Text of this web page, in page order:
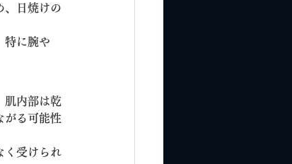
、日焼けの
特に腕や
肌内部は乾
がる可能性
く受けられ